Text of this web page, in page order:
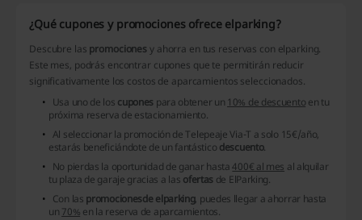
¿Qué cupones y promociones ofrece elparking?
Descubre las promociones y ahorra en tus reservas con elparking.
Este mes, podrás encontrar cupones que te permitirán reducir
significativamente los costos de aparcamientos seleccionados.
Usa uno de los cupones para obtener un 10% de descuento en tu
próxima reserva de estacionamiento.
Al seleccionar la promoción de Telepeaje Via-T a solo 15€/año,
estarás beneficiándote de un fantástico descuento.
No pierdas la oportunidad de ganar hasta400€ al mes al alquilar
tu plaza de garaje gracias a las ofertas de ElParking.
Con las promocionesde elparking, puedes llegar a ahorrar hasta
un 70% en la reserva de aparcamientos.